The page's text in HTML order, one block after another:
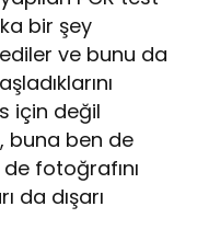
bir şey
ve bunu da
için değil
buna ben de
fotoğrafını
da dışarı